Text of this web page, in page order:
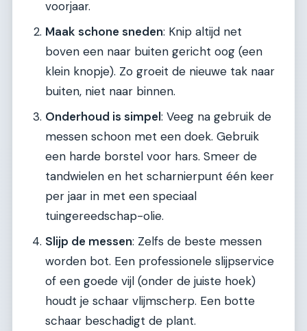
voorjaar.
Maak schone sneden: Knip altijd net
boven een naar buiten gericht oog (een
klein knopje). Zo groeit de nieuwe tak naar
buiten, niet naar binnen.
Onderhoud is simpel: Veeg na gebruik de
messen schoon met een doek. Gebruik
een harde borstel voor hars. Smeer de
tandwielen en het scharnierpunt één keer
per jaar in met een speciaal
tuingereedschap-olie.
Slijp de messen: Zelfs de beste messen
worden bot. Een professionele slijpservice
of een goede vijl (onder de juiste hoek)
houdt je schaar vlijmscherp. Een botte
schaar beschadigt de plant.